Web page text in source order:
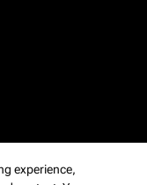
experience,